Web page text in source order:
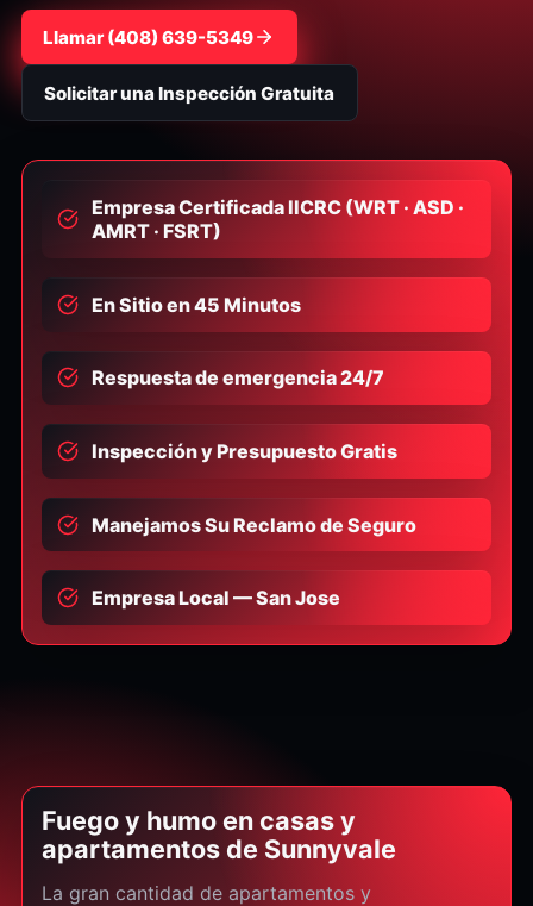
Llamar⁦(408) 639-5349⁩
Solicitar una Inspección Gratuita
Empresa Certificada IICRC (WRT · ASD ·
AMRT · FSRT)
En Sitio en 45 Minutos
Respuesta de emergencia 24/7
Inspección y Presupuesto Gratis
Manejamos Su Reclamo de Seguro
Empresa Local — San Jose
Fuego y humo en casas y
apartamentos de Sunnyvale
La gran cantidad de apartamentos y